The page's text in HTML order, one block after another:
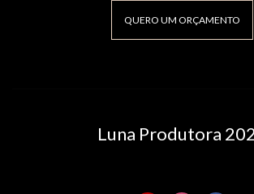
QUERO UM ORÇAMENTO
Luna Produtora